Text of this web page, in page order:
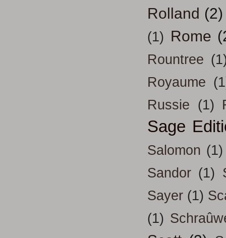
Rolland (2)
(1) Rome
Rountree
Royaume
Russie (1)
Sage
Salomon (1)
Sandor (1)
Sayer (1)
(1)